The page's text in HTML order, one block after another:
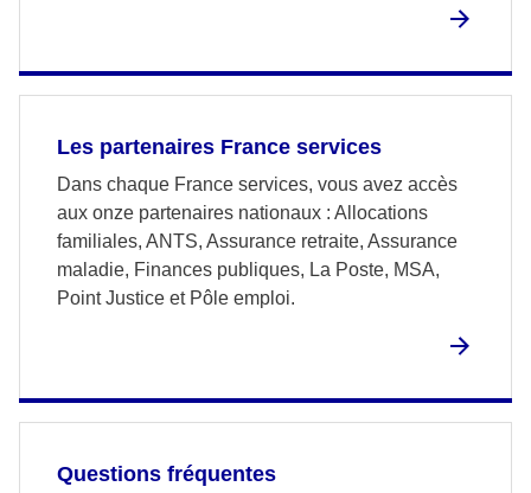
Les partenaires France services
Dans chaque France services, vous avez accès
aux onze partenaires nationaux : Allocations
familiales, ANTS, Assurance retraite, Assurance
maladie, Finances publiques, La Poste, MSA,
Point Justice et Pôle emploi.
Questions fréquentes